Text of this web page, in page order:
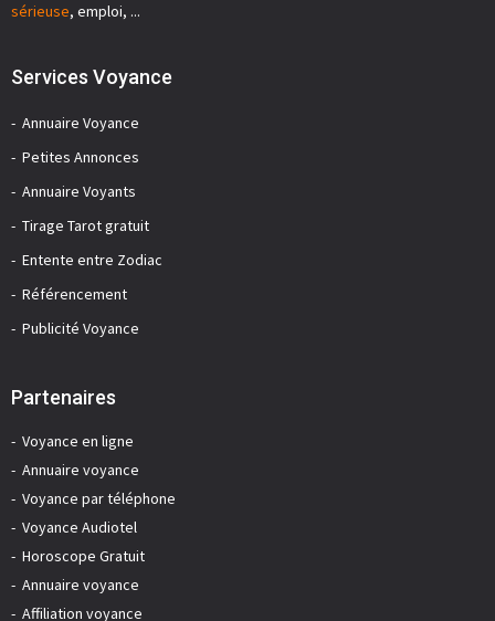
sérieuse, emploi, ...
Services Voyance
Annuaire Voyance
Petites Annonces
Annuaire Voyants
Tirage Tarot gratuit
Entente entre Zodiac
Référencement
Publicité Voyance
Partenaires
Voyance en ligne
Annuaire voyance
Voyance par téléphone
Voyance Audiotel
Horoscope Gratuit
Annuaire voyance
Affiliation voyance